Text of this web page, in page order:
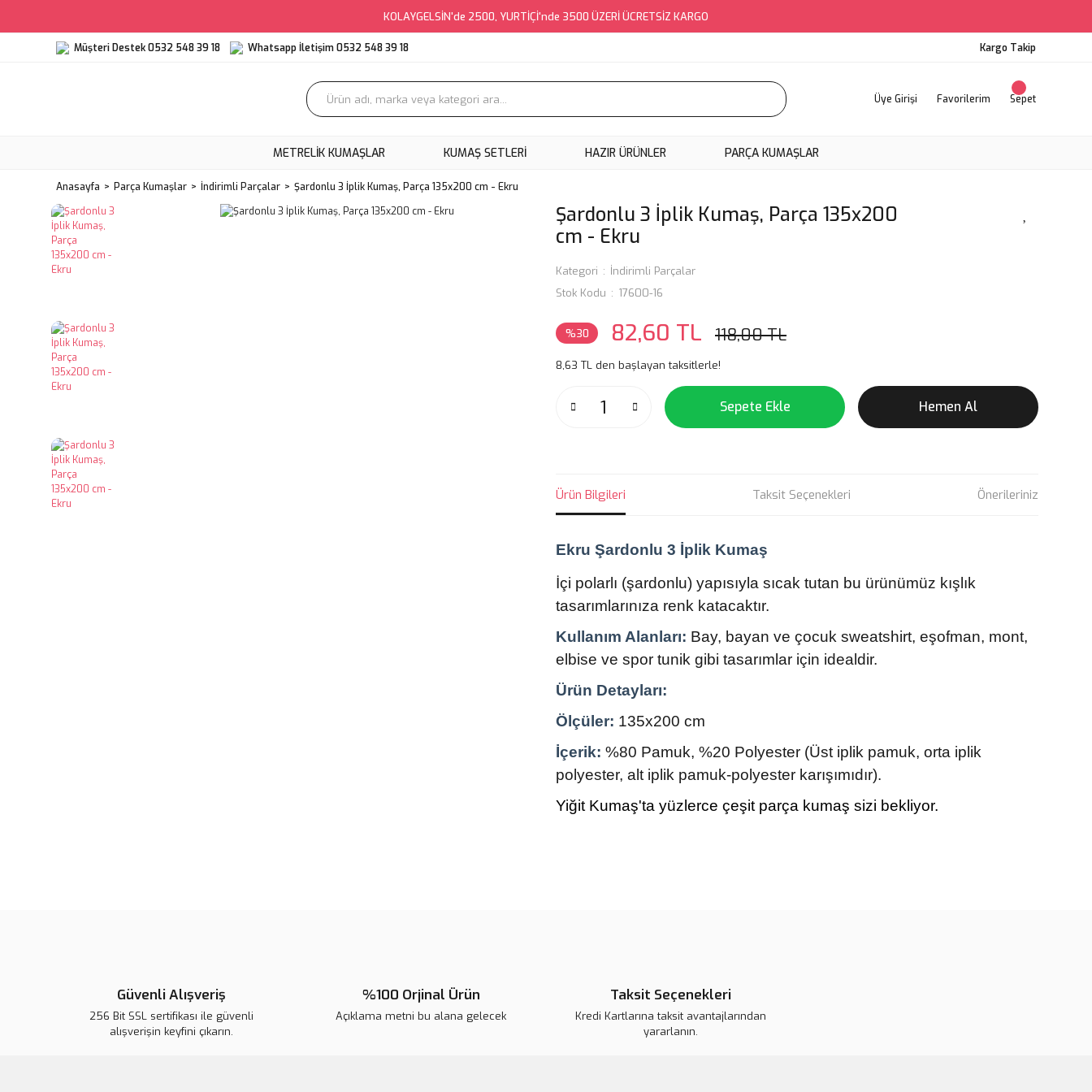
KOLAYGELSİN'de 2500, YURTİÇİ'nde 3500 ÜZERİ ÜCRETSİZ KARGO
Müşteri Destek 0532 548 39 18 Whatsapp İletişim 0532 548 39 18 Kargo Takip
Üye Girişi Favorilerim Sepet
METRELIK KUMAŞLAR KUMAŞ SETLERI HAZIR ÜRÜNLER PARÇA KUMAŞLAR
Anasayfa Parça Kumaşlar İndirimli Parçalar Şardonlu 3 İplik Kumaş, Parça 135x200 cm - Ekru
Şardonlu 3 İplik Kumaş, Parça 135x200
cm - Ekru
Kategori
İndirimli Parçalar
Stok Kodu
17600-16
%30 82,60 TL 118,00 TL
8,63 TL den başlayan taksitlerle!
Sepete Ekle Hemen Al
Ürün Bilgileri Taksit Seçenekleri Önerileriniz
Ekru Şardonlu 3 İplik Kumaş
İçi polarlı (şardonlu) yapısıyla sıcak tutan bu ürünümüz kışlık
tasarımlarınıza renk katacaktır.
Kullanım Alanları: Bay, bayan ve çocuk sweatshirt, eşofman, mont,
elbise ve spor tunik gibi tasarımlar için idealdir.
Ürün Detayları:
Ölçüler: 135x200 cm
İçerik: %80 Pamuk, %20 Polyester (Üst iplik pamuk, orta iplik
polyester, alt iplik pamuk-polyester karışımıdır).
Yiğit Kumaş'ta yüzlerce çeşit parça kumaş sizi bekliyor.
Ürün bilgilerinde hatalar bulunuyor.
Ürün fiyatı diğer sitelerden daha pahalı.
Bu ürüne benzer farklı alternatifler olmalı.
Güvenli Alışveriş
256 Bit SSL sertifikası ile güvenli
alışverişin keyfini çıkarın.
%100 Orjinal Ürün
Açıklama metni bu alana gelecek
Taksit Seçenekleri
Kredi Kartlarına taksit avantajlarından
yararlanın.